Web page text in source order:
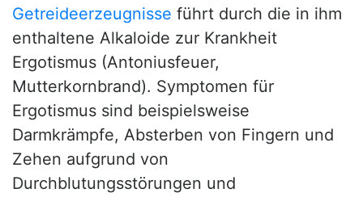
Getreideerzeugnisse führt durch die in ihm
enthaltene Alkaloide zur Krankheit
Ergotismus (Antoniusfeuer,
Mutterkornbrand). Symptomen für
Ergotismus sind beispielsweise
Darmkrämpfe, Absterben von Fingern und
Zehen aufgrund von
Durchblutungsstörungen und